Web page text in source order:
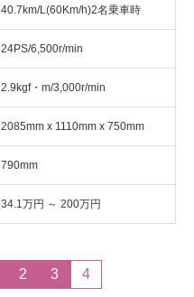
40.7km/L(60Km/h)2名乗車時
24PS/6,500r/min
2.9kgf・m/3,000r/min
2085mm x 1110mm x 750mm
790mm
34.1万円 ～ 200万円
2 3 4